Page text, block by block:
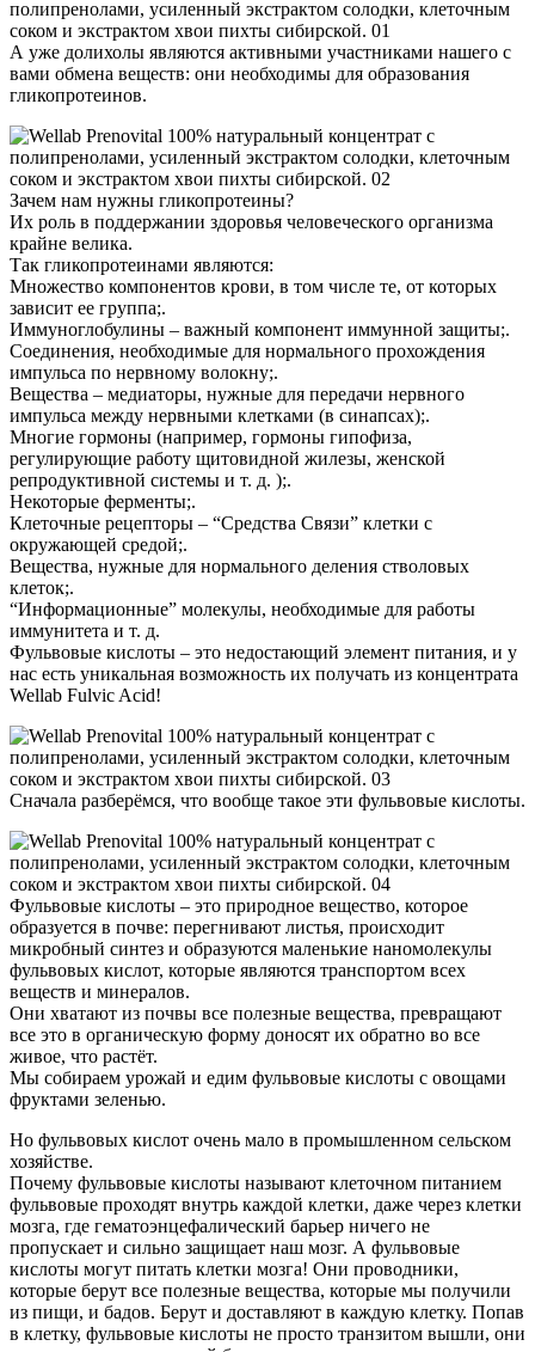
А уже долихолы являются активными участниками нашего с
вами обмена веществ: они необходимы для образования
гликопротеинов.
Зачем нам нужны гликопротеины?
Их роль в поддержании здоровья человеческого организма
крайне велика.
Так гликопротеинами являются:
Множество компонентов крови, в том числе те, от которых
зависит ее группа;.
Иммуноглобулины – важный компонент иммунной защиты;.
Соединения, необходимые для нормального прохождения
импульса по нервному волокну;.
Вещества – медиаторы, нужные для передачи нервного
импульса между нервными клетками (в синапсах);.
Многие гормоны (например, гормоны гипофиза,
регулирующие работу щитовидной жилезы, женской
репродуктивной системы и т. д. );.
Некоторые ферменты;.
Клеточные рецепторы – “Средства Связи” клетки с
окружающей средой;.
Вещества, нужные для нормального деления стволовых
клеток;.
“Информационные” молекулы, необходимые для работы
иммунитета и т. д.
Фульвовые кислоты – это недостающий элемент питания, и у
нас есть уникальная возможность их получать из концентрата
Wellab Fulvic Acid!
Сначала разберёмся, что вообще такое эти фульвовые кислоты.
Фульвовые кислоты – это природное вещество, которое
образуется в почве: перегнивают листья, происходит
микробный синтез и образуются маленькие наномолекулы
фульвовых кислот, которые являются транспортом всех
веществ и минералов.
Они хватают из почвы все полезные вещества, превращают
все это в органическую форму доносят их обратно во все
живое, что растёт.
Мы собираем урожай и едим фульвовые кислоты с овощами
фруктами зеленью.
Но фульвовых кислот очень мало в промышленном сельском
хозяйстве.
Почему фульвовые кислоты называют клеточном питанием
фульвовые проходят внутрь каждой клетки, даже через клетки
мозга, где гематоэнцефалический барьер ничего не
пропускает и сильно защищает наш мозг. А фульвовые
кислоты могут питать клетки мозга! Они проводники,
которые берут все полезные вещества, которые мы получили
из пищи, и бадов. Берут и доставляют в каждую клетку. Попав
в клетку, фульвовые кислоты не просто транзитом вышли, они